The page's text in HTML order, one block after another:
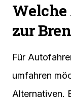
zur
Für
umfahren
Alternativen.